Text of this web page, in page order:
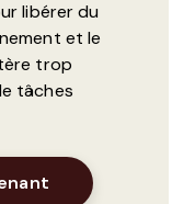
libérer du
et le
trop
tâches